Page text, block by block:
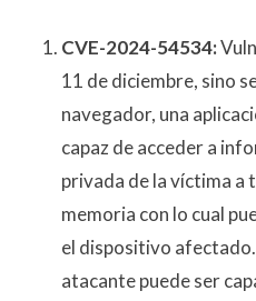
CVE-2024-54534:
11 de diciembre, sino
navegador, una
capaz de acceder a
privada de la víctima a
memoria con lo cual
el dispositivo
atacante puede ser